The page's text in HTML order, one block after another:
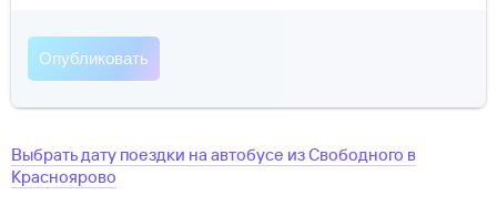
Выбрать дату поездки на автобусе изСвободного в
Красноярово